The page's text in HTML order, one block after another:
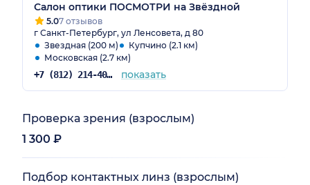
Салон оптики ПОСМОТРИ на Звёздной
5.07 отзывов
г Санкт-Петербург, ул Ленсовета, д 80
Звездная (200 м)
Купчино (2.1 км)
Московская (2.7 км)
+7 (812) 214-40-89 показать
Проверка зрения (взрослым)
1 300 ₽
Подбор контактных линз (взрослым)